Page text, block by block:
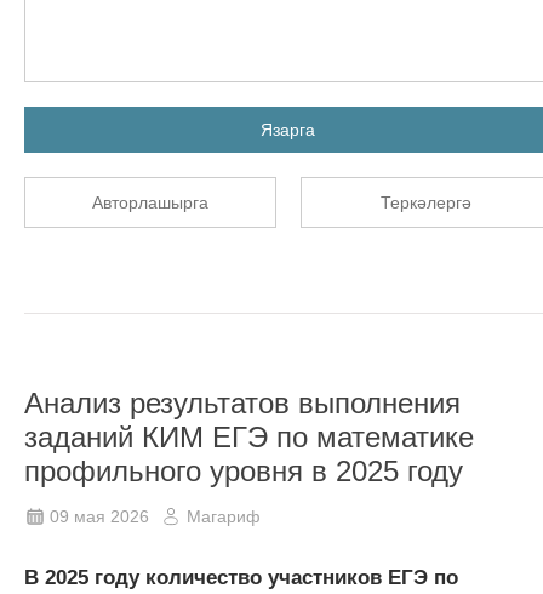
Язарга
Авторлашырга Теркәлергә
Анализ результатов выполнения
заданий КИМ ЕГЭ по математике
профильного уровня в 2025 году
09 мая 2026 Магариф
В 2025 году количество участников ЕГЭ по